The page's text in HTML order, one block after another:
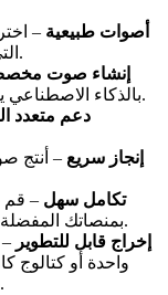
أصوات طبيعية –
التي تلتقط الانعطافات الدقيقة والعواطف.
إنشاء صوت
بالذكاء الاصطناعي يصنع صوتًا فريدًا يطابق علامتك التجارية.
دعم متعدد
إنجاز سريع – أنتج
تكامل سهل – قم
بمنصاتك المفضلة بخطوات بسيطة بدون تعليمات برمجية.
إخراج قابل للتطوير
واحدة أو كتالوج
بالذكاء الاصطناعي يتوسع لتلبية الطلب.